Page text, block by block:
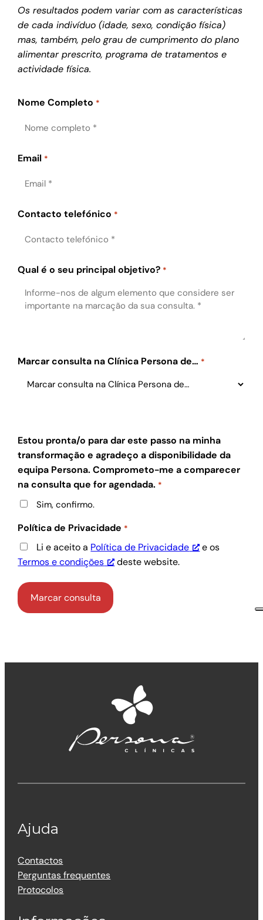
Os resultados podem variar com as características
de cada indivíduo (idade, sexo, condição física)
mas, também, pelo grau de cumprimento do plano
alimentar prescrito, programa de tratamentos e
actividade física.
Nome Completo *
Email *
Contacto telefónico *
Qual é o seu principal objetivo? *
Marcar consulta na Clínica Persona de… *
Estou pronta/o para dar este passo na minha
transformação e agradeço a disponibilidade da
equipa Persona. Comprometo-me a comparecer
na consulta que for agendada. *
Sim, confirmo.
Política de Privacidade *
Li e aceito a Política de Privacidade
e os
Termos e condições
deste website.
Ajuda
Contactos
Perguntas frequentes
Protocolos